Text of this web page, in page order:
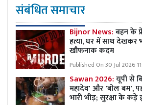
संबंधित समाचार
Bijnor News:बहन के
हत्या, घर में साथ देखकर
खौफनाक कदम
Published On 30 Jul 2026
Sawan 2026:यूपी से
महादेव' और 'बोल बम',
भारी भीड़; सुरक्षा के कड़े